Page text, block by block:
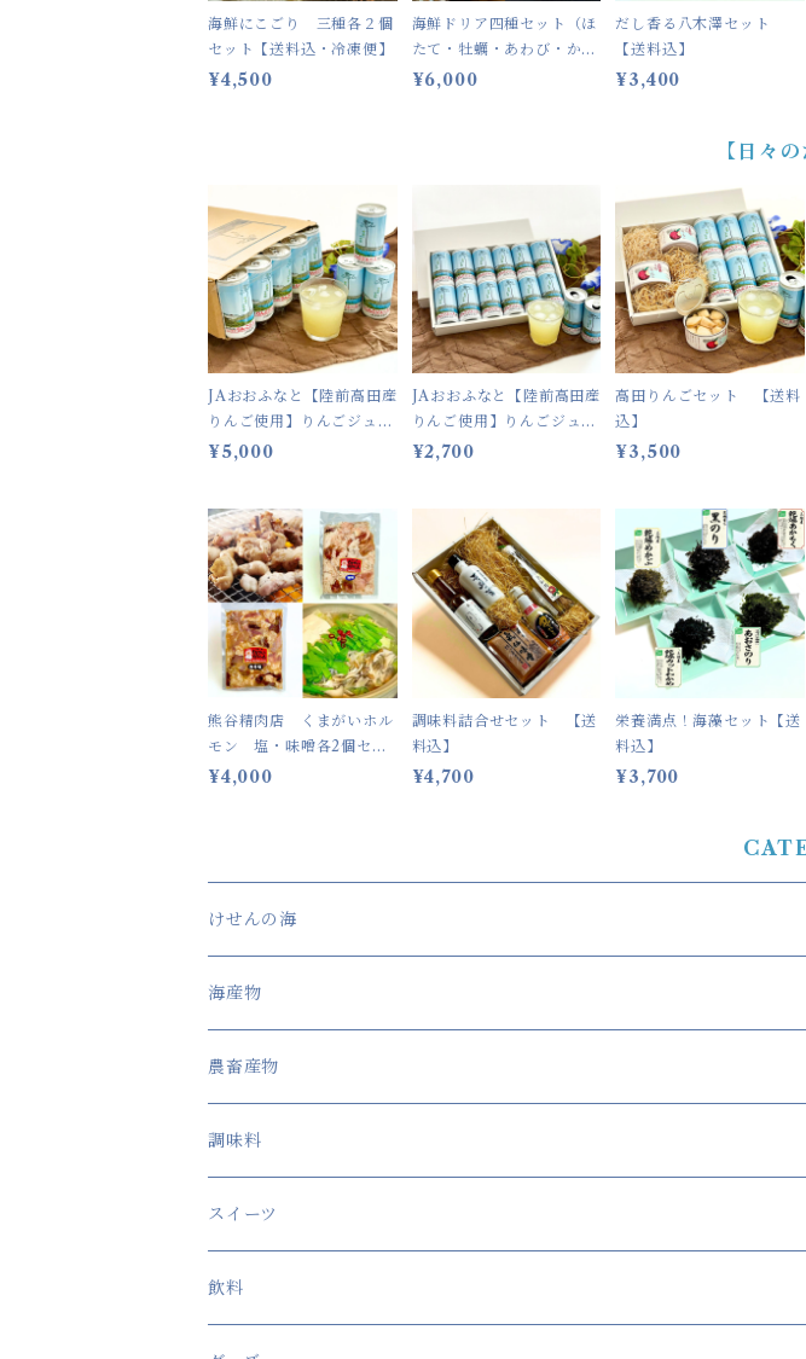
海鮮にこごり 三種各２個
セット【送料込・冷凍便】
¥4,500
海鮮ドリア四種セット（ほ
たて・牡蠣・あわび・か
に）【送料込・冷凍便】
¥6,000
だし香る八木澤セット
【送料込】
¥3,400
【日々
JAおおふなと【陸前高田産
りんご使用】りんごジュー
ス195g 30缶セット 【送
¥5,000
JAおおふなと【陸前高田産
りんご使用】りんごジュー
ス 12本セット 【送料
¥2,700
高田りんごセット 【送料
込】
¥3,500
熊谷精肉店 くまがいホル
モン 塩・味噌各2個セッ
ト 【送料込・冷凍便】
¥4,000
調味料詰合せセット 【送
料込】
¥4,700
栄養満点！海藻セット【送
料込】
¥3,700
けせんの海
海産物
農畜産物
調味料
スイーツ
飲料